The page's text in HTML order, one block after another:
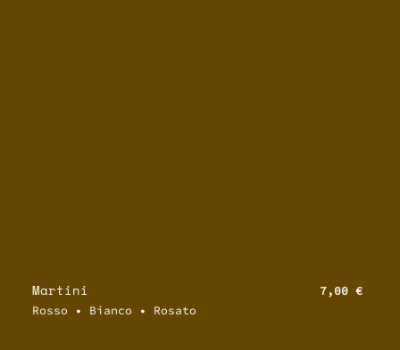
Martini
Rosso • Bianco • Rosato
7,00 €